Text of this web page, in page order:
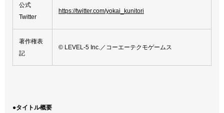
公式
Twitter
https://twitter.com/yokai_kunitori
著作権表
記
© LEVEL-5 Inc.／コーエーテクモゲームス
●タイトル概要